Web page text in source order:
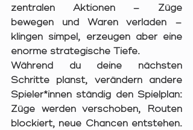
zentralen Aktionen – Züge
bewegen und Waren verladen –
klingen simpel, erzeugen aber eine
enorme strategische Tiefe.
Während du deine nächsten
Schritte planst, verändern andere
Spieler*innen ständig den Spielplan:
Züge werden verschoben, Routen
blockiert, neue Chancen entstehen.